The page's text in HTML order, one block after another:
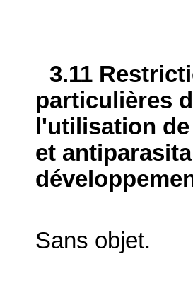
3.11
particulières
l'utilisation
et
Sans objet.